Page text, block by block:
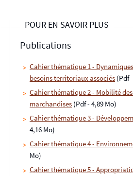
POUR EN SAVOIR PLUS
Publications
Cahier thématique 1 -
besoins territoriaux associés (Pdf
Cahier thématique 2 - Mobilité
marchandises (Pdf - 4,89 Mo)
Cahier thématique 3 -
4,16 Mo)
Cahier thématique 4 -
Mo)
Cahier thématique 5 -